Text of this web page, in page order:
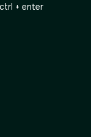
ctrl + enter